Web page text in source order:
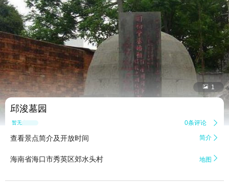
 1
邱浚墓园
暂无点评 0条评论 
查看景点简介及开放时间 简介 
海南省海口市秀英区郊水头村 地图 
